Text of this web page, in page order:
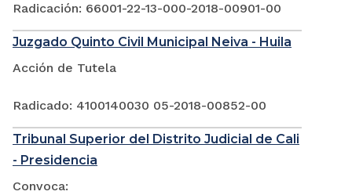
Radicación: 66001-22-13-000-2018-00901-00
Juzgado Quinto Civil Municipal Neiva - Huila
Acción de Tutela
Radicado: 4100140030 05-2018-00852-00
Tribunal Superior del Distrito Judicial de Cali
- Presidencia
Convoca: